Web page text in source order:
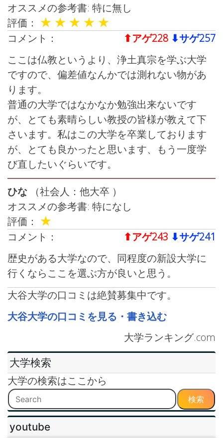
オススメの参考書: 特に無し
評価： ★ ★ ★ ★ ★
コメント： ⬆︎アゲ228 ⬇︎サゲ257
ここは仏教というより、浄土真宗を学ぶ大学
ですので、偏差値なんかでは測れない物があ
ります。
普通の大学ではなかなか勉強出来ないです
が、とても素晴らしい教授の皆様が教えて下
さいます。私はこの大学を卒業しております
が、とても良かったと思います、もう一度学
び直したいぐらいです。
ひな （社会人：他大卒 ）
オススメの参考書: 特になし
評価： ★
コメント： ⬆︎アゲ243 ⬇︎サゲ241
歴史がある大学なので、同程度の新設大学に
行くならここを選ぶ方が良いと思う。
大谷大学の口コミは絶賛募集中です。
大谷大学の口コミを見る・書き込む
大学ランキング.com
大学検索
大学の検索はここから
検索
youtube